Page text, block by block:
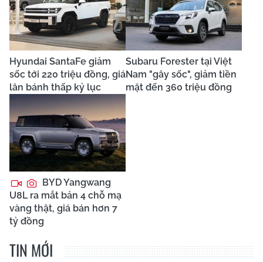
Hyundai SantaFe giảm
sốc tới 220 triệu đồng, giá
lăn bánh thấp kỷ lục
Subaru Forester tại Việt
Nam "gây sốc", giảm tiền
mặt đến 360 triệu đồng
BYD Yangwang
U8L ra mắt bản 4 chỗ mạ
vàng thật, giá bán hơn 7
tỷ đồng
TIN MỚI